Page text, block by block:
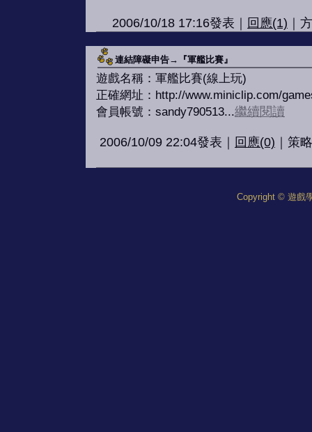
2006/10/18 17:16發表｜ 回應(1) ｜
連結障礙申告→『軍艦比賽』
遊戲名稱：軍艦比賽(線上玩)
正確網址：http://www.miniclip.com/
會員帳號：sandy790513...繼續閱讀
2006/10/09 22:04發表｜ 回應(0) ｜策
Copyright © 遊戲